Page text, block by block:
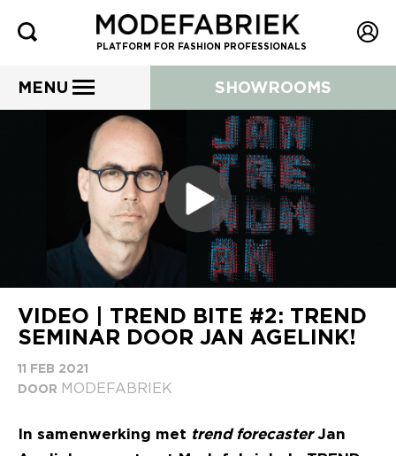
PLATFORM FOR FASHION PROFESSIONALS
MENU SHOWROOMS
VIDEO | TREND BITE #2: TREND
SEMINAR DOOR JAN AGELINK!
11 FEB 2021
DOOR MODEFABRIEK
In samenwerking met trend forecasterJan